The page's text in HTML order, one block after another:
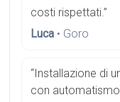
costi rispettati.”
Luca • Goro
“Installazione di
con automatismo